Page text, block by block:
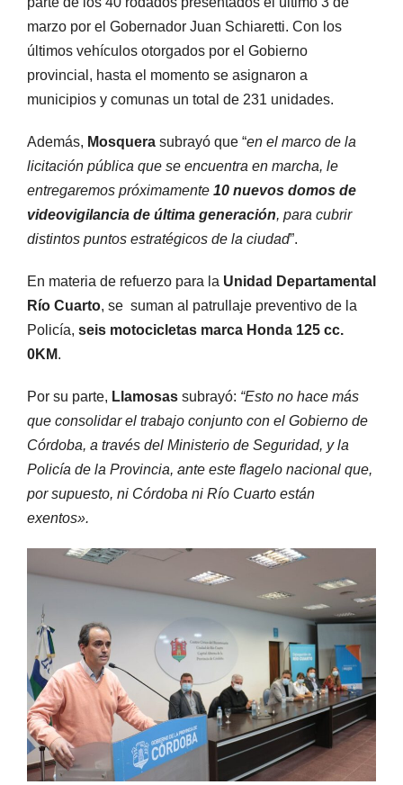
marzo por el Gobernador Juan Schiaretti. Con los
últimos vehículos otorgados por el Gobierno
provincial, hasta el momento se asignaron a
municipios y comunas un total de 231 unidades.
Además, Mosquera subrayó que “en el marco de la
licitación pública que se encuentra en marcha, le
entregaremos próximamente 10 nuevos domos de
videovigilancia de última generación, para cubrir
distintos puntos estratégicos de la ciudad”.
En materia de refuerzo para la Unidad Departamental
Río Cuarto, se suman al patrullaje preventivo de la
Policía, seis motocicletas marca Honda 125 cc.
0KM.
Por su parte, Llamosas subrayó: “Esto no hace más
que consolidar el trabajo conjunto con el Gobierno de
Córdoba, a través del Ministerio de Seguridad, y la
Policía de la Provincia, ante este flagelo nacional que,
por supuesto, ni Córdoba ni Río Cuarto están
exentos».